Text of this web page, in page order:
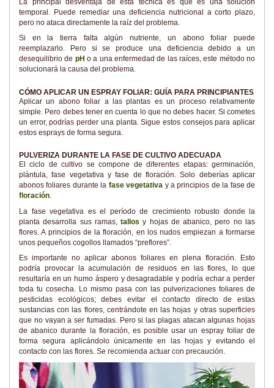
temporal. Puede remediar una deficiencia nutricional a corto plazo,
pero no ataca directamente la raíz del problema.
Si en la tierra falta algún nutriente, un abono foliar puede
reemplazarlo. Pero si se produce una deficiencia debido a un
desequilibrio de pH o a una enfermedad de las raíces, este método no
solucionará la causa del problema.
CÓMO APLICAR UN ESPRAY FOLIAR: GUÍA PARA PRINCIPIANTES
Aplicar un abono foliar a las plantas es un proceso relativamente
simple. Pero debes tener en cuenta lo que no debes hacer. Si cometes
un error, podrías perder una planta. Sigue estos consejos para aplicar
estos esprays de forma segura.
PULVERIZA DURANTE LA FASE DE CULTIVO ADECUADA
El ciclo de cultivo se compone de diferentes etapas: germinación,
plántula, fase vegetativa y fase de floración. Solo deberías aplicar
abonos foliares durante la fase vegetativa y a principios de la fase de
floración.
La fase vegetativa es el período de crecimiento robusto donde la
planta desarrolla sus ramas,tallos y hojas de abanico, pero no las
flores. A principios de la floración, en los nudos empiezan a formarse
unos pequeños cogollos llamados “preflores”.
Es importante no aplicar abonos foliares en plena floración. Esto
podría provocar la acumulación de residuos en las flores, lo que
resultaría en un humo áspero y desagradable y podría echar a perder
toda tu cosecha. Lo mismo pasa con las pulverizaciones foliares de
pesticidas ecológicos; debes evitar el contacto directo de estas
sustancias con las flores, centrándote en las hojas y otras superficies
que no vayan a ser fumadas. Pero si las plagas atacan algunas hojas
de abanico durante la floración, es posible usar un espray foliar de
forma segura aplicándolo únicamente en las hojas y evitando el
contacto con las flores. Se recomienda actuar con precaución.